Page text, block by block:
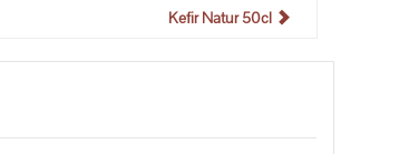
Kefir Natur 50cl